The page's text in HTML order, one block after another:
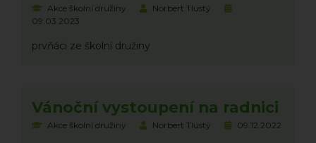
Akce školní družiny
Norbert Tlustý
09.03.2023
prvňáci ze školní družiny
Vánoční vystoupení na radnici
Akce školní družiny Norbert Tlustý 09.12.2022